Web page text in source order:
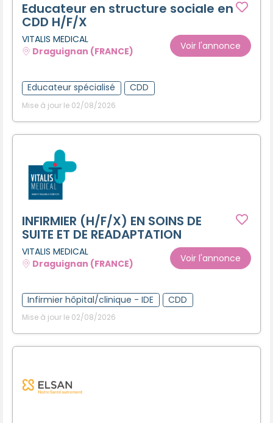
Educateur en structure sociale en
CDD H/F/X
VITALIS MEDICAL
Draguignan (FRANCE)
Voir l'annonce
Educateur spécialisé CDD
Mise à jour le 02/08/2026
INFIRMIER (H/F/X) EN SOINS DE
SUITE ET DE READAPTATION
VITALIS MEDICAL
Draguignan (FRANCE)
Voir l'annonce
Infirmier hôpital/clinique - IDE CDD
Mise à jour le 02/08/2026